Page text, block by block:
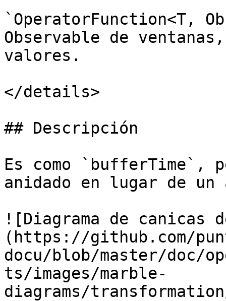
`OperatorFunction<T,
Observable de
valores.
</details>
## Descripción
Es como `bufferTime`,
anidado en lugar de
![Diagrama de canicas
(https://github.com/
docu/blob/master/doc/
ts/images/marble-
diagrams/